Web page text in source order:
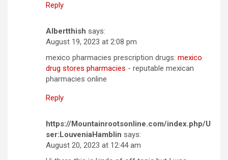
Reply
Albertthish says:
August 19, 2023 at 2:08 pm
mexico pharmacies prescription drugs: mexico
drug stores pharmacies - reputable mexican
pharmacies online
Reply
https://Mountainrootsonline.com/index.php/U
ser:LouveniaHamblin says:
August 20, 2023 at 12:44 am